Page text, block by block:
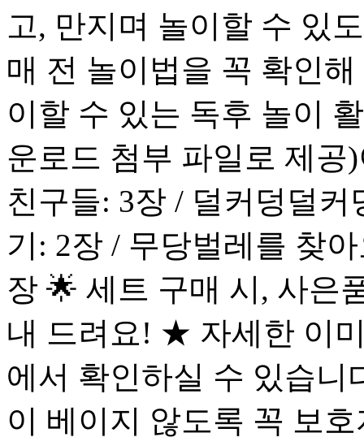
고, 만지며 놀이할 수 있
매 전 놀이법을 꼭 확인
이할 수 있는 독후 놀이
운로드 첨부 파일로 제공
친구들: 3장 / 덜커덩덜
기: 2장 / 무당벌레를 찾
장 🌟 세트 구매 시, 사은
내 드려요! ★ 자세한 이
에서 확인하실 수 있습
이 베이지 않도록 꼭 보